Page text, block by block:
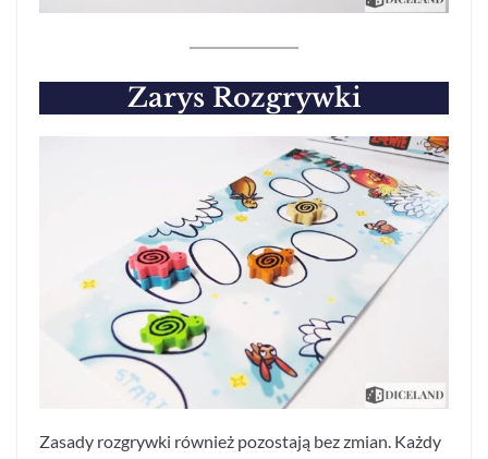
Zarys Rozgrywki
Zasady rozgrywki również pozostają bez zmian. Każdy